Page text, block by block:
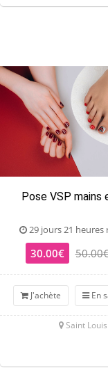
Pose VSP mains
29 jours 21 heures
30.00€
J'achète En
Saint Louis